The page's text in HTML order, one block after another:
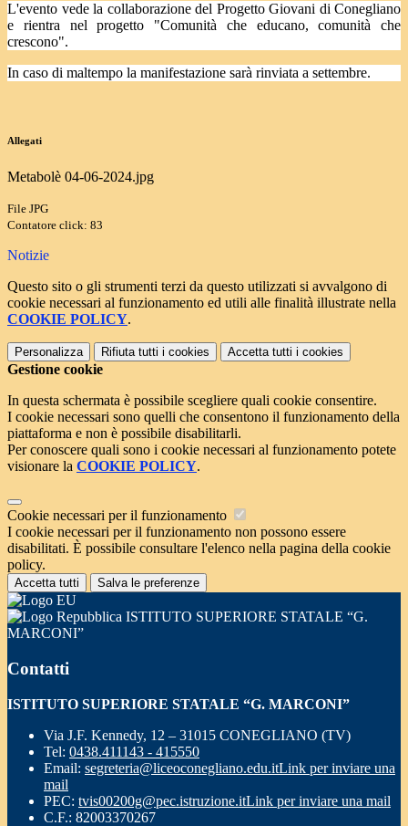
L'evento vede la collaborazione del Progetto Giovani di Conegliano
e rientra nel progetto "Comunità che educano, comunità che
crescono".
In caso di maltempo la manifestazione sarà rinviata a settembre.
Allegati
Metabolè 04-06-2024.jpg
File JPG
Contatore click: 83
Notizie
Questo sito o gli strumenti terzi da questo utilizzati si avvalgono di
cookie necessari al funzionamento ed utili alle finalità illustrate nella
COOKIE POLICY.
Personalizza Rifiuta tutti i cookies Accetta tutti i cookies
Gestione cookie
In questa schermata è possibile scegliere quali cookie consentire.
I cookie necessari sono quelli che consentono il funzionamento della
piattaforma e non è possibile disabilitarli.
Per conoscere quali sono i cookie necessari al funzionamento potete
visionare la COOKIE POLICY.
Cookie necessari per il funzionamento
I cookie necessari per il funzionamento non possono essere
disabilitati. È possibile consultare l'elenco nella pagina della cookie
policy.
Accetta tutti Salva le preferenze
ISTITUTO SUPERIORE STATALE “G.
MARCONI”
Contatti
ISTITUTO SUPERIORE STATALE “G. MARCONI”
Via J.F. Kennedy, 12 – 31015 CONEGLIANO (TV)
Tel: 0438.411143 - 415550
Email: segreteria@liceoconegliano.edu.itLink per inviare una
mail
PEC: tvis00200g@pec.istruzione.itLink per inviare una mail
C.F.: 82003370267